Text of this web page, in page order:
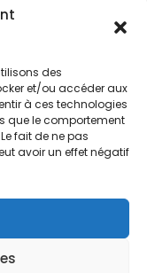
des
et/ou accéder aux
à ces technologies
que le comportement
fait de ne pas
avoir un effet négatif
sur rendez-vous)